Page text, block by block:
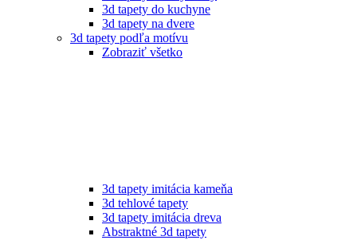
3d tapety do kuchyne
3d tapety na dvere
3d tapety podľa motívu
Zobraziť všetko
3d tapety imitácia kameňa
3d tehlové tapety
3d tapety imitácia dreva
Abstraktné 3d tapety